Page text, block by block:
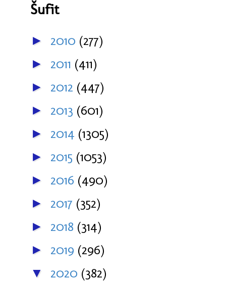
Šufit
► 2010 (277)
► 2011 (411)
► 2012 (447)
► 2013 (601)
► 2014 (1305)
► 2015 (1053)
► 2016 (490)
► 2017 (352)
► 2018 (314)
► 2019 (296)
▼ 2020 (382)